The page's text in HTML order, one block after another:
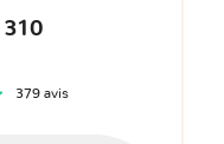
310
379 avis